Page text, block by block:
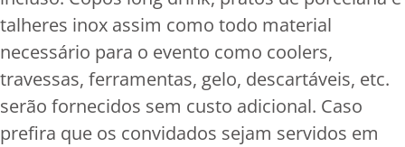
talheres inox assim como todo material
necessário para o evento como coolers,
travessas, ferramentas, gelo, descartáveis, etc.
serão fornecidos sem custo adicional. Caso
prefira que os convidados sejam servidos em